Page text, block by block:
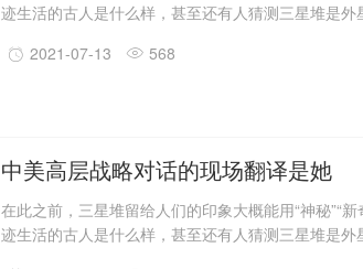
迹生活的古人是什么样，甚至还有人猜测三星堆是
事实上，上世纪震惊世界的三星堆出土文物只是来自
精美牙雕残件、玉琮、玉石器等重要文物500余件。
2021-07-13 568
中美高层战略对话的现场翻译是她
在此之前，三星堆留给人们的印象大概能用“神秘”“
迹生活的古人是什么样，甚至还有人猜测三星堆是